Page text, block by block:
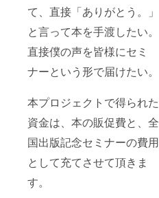
て、直接「ありがとう。」
と言って本を手渡したい。
直接僕の声を皆様にセミ
ナーという形で届けたい。
本プロジェクトで得られた
資金は、本の販促費と、全
国出版記念セミナーの費用
として充てさせて頂きま
す。